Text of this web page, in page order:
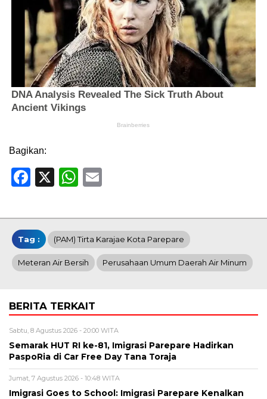
Bagikan:
Facebook
X WhatsApp
Tag : (PAM) Tirta Karajae Kota Parepare
Meteran Air Bersih Perusahaan Umum Daerah Air Minum
BERITA TERKAIT
Sabtu, 8 Agustus 2026 - 20:00 WITA
Semarak HUT RI ke-81, Imigrasi Parepare Hadirkan
PaspoRia di Car Free Day Tana Toraja
Jumat, 7 Agustus 2026 - 10:48 WITA
Imigrasi Goes to School: Imigrasi Parepare Kenalkan